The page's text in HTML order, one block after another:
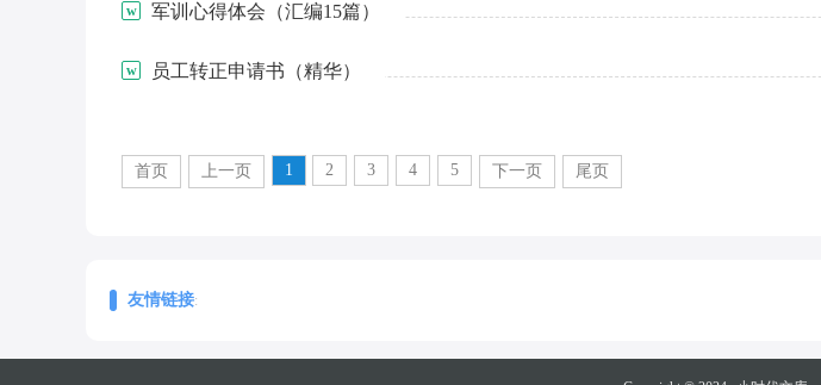
军训心得体会（汇编15篇）
员工转正申请书（精华）
首页 上一页 1 2 3 4 5 下一页 尾页
友情链接: